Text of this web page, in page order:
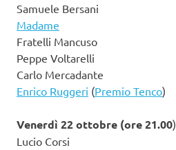
Samuele Bersani
Madame
Fratelli Mancuso
Peppe Voltarelli
Carlo Mercadante
Enrico Ruggeri (Premio Tenco)
Venerdì 22 ottobre (ore 21.00)
Lucio Corsi